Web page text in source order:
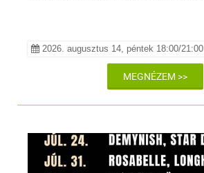
2026. augusztus 14, péntek 18:00/21:00
MEGNÉZEM >>